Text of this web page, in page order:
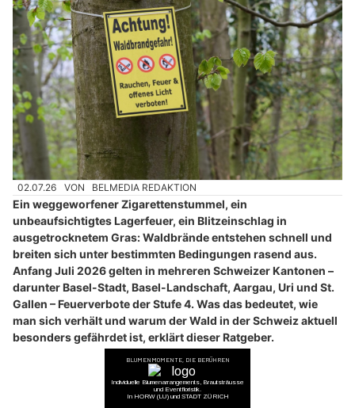
02.07.26 VON BELMEDIA REDAKTION
Ein weggeworfener Zigarettenstummel, ein
unbeaufsichtigtes Lagerfeuer, ein Blitzeinschlag in
ausgetrocknetem Gras: Waldbrände entstehen schnell und
breiten sich unter bestimmten Bedingungen rasend aus.
Anfang Juli 2026 gelten in mehreren Schweizer Kantonen –
darunter Basel-Stadt, Basel-Landschaft, Aargau, Uri und St.
Gallen – Feuerverbote der Stufe 4. Was das bedeutet, wie
man sich verhält und warum der Wald in der Schweiz aktuell
besonders gefährdet ist, erklärt dieser Ratgeber.
Das Waldbrandinformationssystem des Bundes, das seit 2022
in Zusammenarbeit von Bund und Kantonen betrieben wird,
bewertet die Waldbrandgefahr täglich anhand von fünf Stufen.